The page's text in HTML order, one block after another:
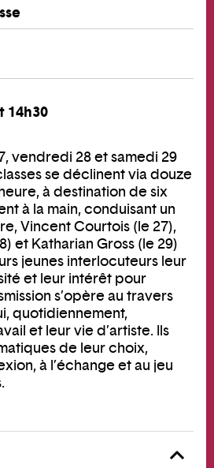
14h30
vendredi 28 et samedi 29
se déclinent via douze
à destination de six
à la main, conduisant un
Vincent Courtois (le 27),
et Katharian Gross (le 29)
jeunes interlocuteurs leur
et leur intérêt pour
s’opère au travers
quotidiennement,
et leur vie d’artiste. Ils
de leur choix,
à l’échange et au jeu